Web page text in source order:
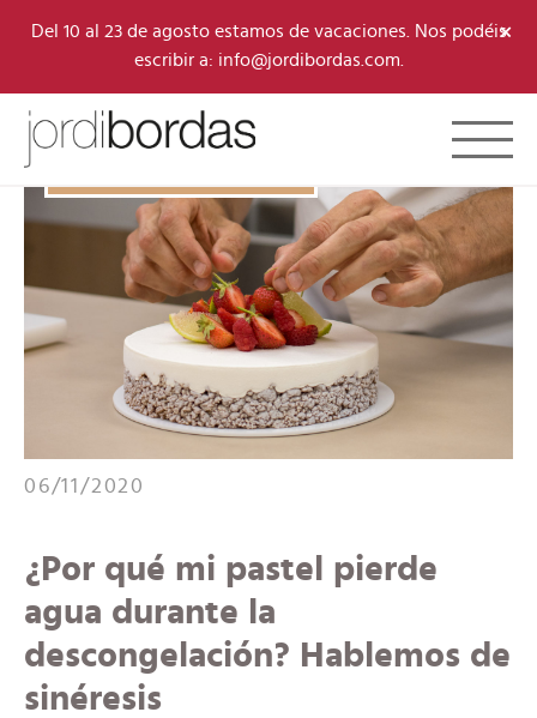
Del 10 al 23 de agosto estamos de vacaciones. Nos podéis
escribir a: info@jordibordas.com.
×
Toggle
06/11/2020
¿Por qué mi pastel pierde
agua durante la
descongelación? Hablemos de
sinéresis